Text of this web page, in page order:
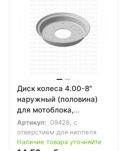
Диск колеса 4.00-8"
наружный (половина)
для мотоблока,
культиватора
Артикул:
09428, с
отверстием для ниппеля
Наличие товара уточняйте